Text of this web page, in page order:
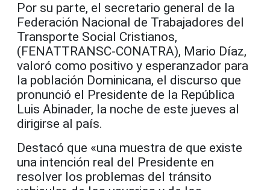
Por su parte, el secretario general de la
Federación Nacional de Trabajadores del
Transporte Social Cristianos,
(FENATTRANSC-CONATRA), Mario Díaz,
valoró como positivo y esperanzador para
la población Dominicana, el discurso que
pronunció el Presidente de la República
Luis Abinader, la noche de este jueves al
dirigirse al país.
Destacó que «una muestra de que existe
una intención real del Presidente en
resolver los problemas del tránsito